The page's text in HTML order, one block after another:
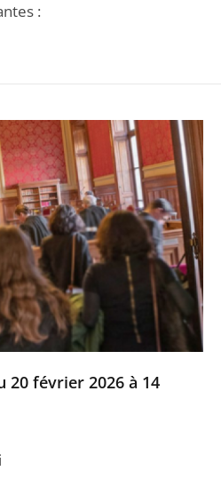
:
20 février 2026 à 14